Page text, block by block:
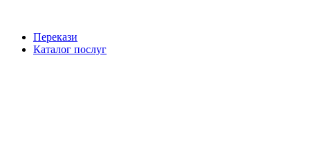
Перекази
Каталог послуг